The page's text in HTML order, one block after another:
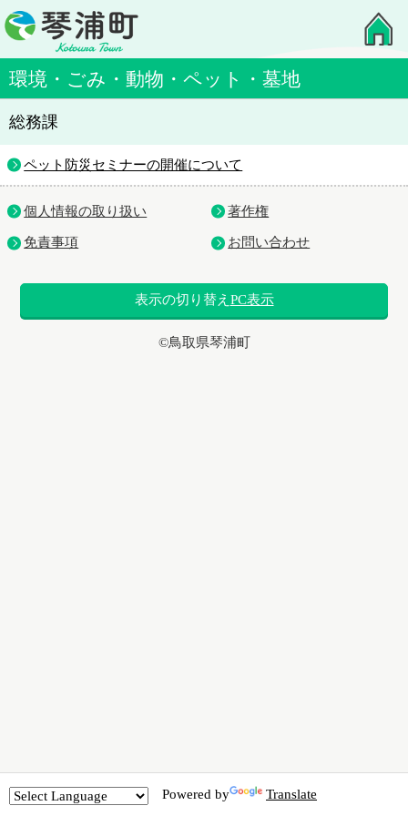
環境・ごみ・動物・ペット・墓地
総務課
ペット防災セミナーの開催について
個人情報の取り扱い 著作権
免責事項 お問い合わせ
表示の切り替え PC表示
Powered by Translate
©鳥取県琴浦町